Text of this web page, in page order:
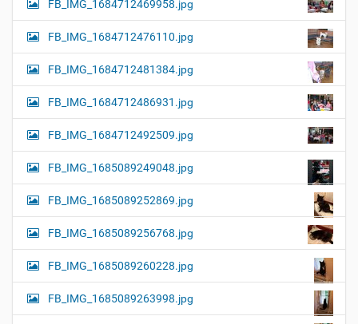
FB_IMG_1684712469958.jpg
FB_IMG_1684712476110.jpg
FB_IMG_1684712481384.jpg
FB_IMG_1684712486931.jpg
FB_IMG_1684712492509.jpg
FB_IMG_1685089249048.jpg
FB_IMG_1685089252869.jpg
FB_IMG_1685089256768.jpg
FB_IMG_1685089260228.jpg
FB_IMG_1685089263998.jpg